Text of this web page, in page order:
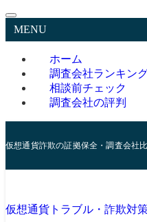
MENU
ホーム
調査会社ランキン
相談前チェック
調査会社の評判
仮想通貨詐欺の証拠保全・調査会社
仮想通貨トラブル・詐欺対